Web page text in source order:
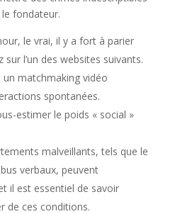
fondateur.
le vrai, il y a fort à parier
l’un des websites suivants.
matchmaking vidéo
spontanées.
estimer le poids « social »
malveillants, tels que le
verbaux, peuvent
il est essentiel de savoir
de ces conditions.